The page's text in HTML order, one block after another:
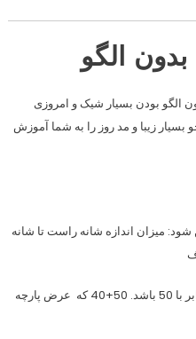
الگو
الگو بودن بسیار شیک و امروزی
زیبا و مد روز را به شما آموزش
شود: میزان اندازه شانه راست تا شانه
مثلا اگر اندازه شانه چپ تا راست شما برابر با 50 باشد. 50+40 که عرض پارچه